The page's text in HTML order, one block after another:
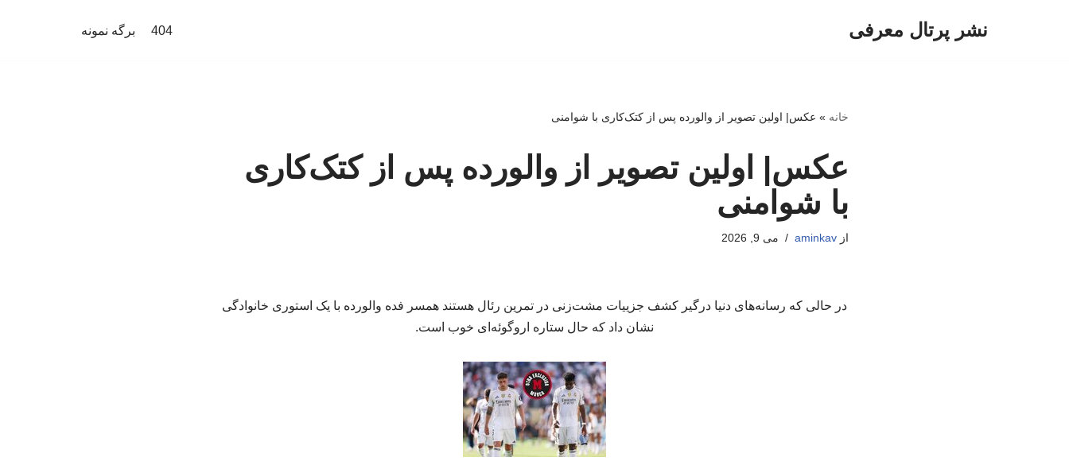
نشر پرتال معرفی 404 برگه نمونه
خانه » عکس| اولین تصویر از والورده پس از کتک‌کاری با شوامنی
عکس| اولین تصویر از والورده پس از کتک‌کاری
با شوامنی
ازaminkav می 9, 2026
در حالی که رسانه‌های دنیا درگیر کشف جزییات مشت‌زنی در تمرین رئال هستند همسر فده والورده با یک استوری خانوادگی
نشان داد که حال ستاره اروگوئه‌ای خوب است.